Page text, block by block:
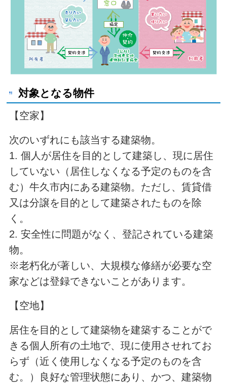
対象となる物件
【空家】
次のいずれにも該当する建築物。
1. 個人が居住を目的として建築し、現に居住
していない（居住しなくなる予定のものを含
む）牛久市内にある建築物。ただし、賃貸借
又は分譲を目的として建築されたものを除
く。
2. 安全性に問題がなく、登記されている建築
物。
※老朽化が著しい、大規模な修繕が必要な空
家などは登録できないことがあります。
【空地】
居住を目的として建築物を建築することがで
きる個人所有の土地で、現に使用させれてお
らず（近く使用しなくなる予定のものを含
む。）良好な管理状態にあり、かつ、建築物